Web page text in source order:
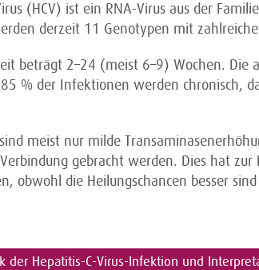
(HCV) ist ein RNA-Virus aus der
derzeit 11 Genotypen mit
beträgt 2–24 (meist 6–9) Wochen. Die
% der Infektionen werden chronisch,
meist nur milde
gebracht werden. Dies hat zur
obwohl die Heilungschancen besser
der Hepatitis-C-Virus-Infektion und